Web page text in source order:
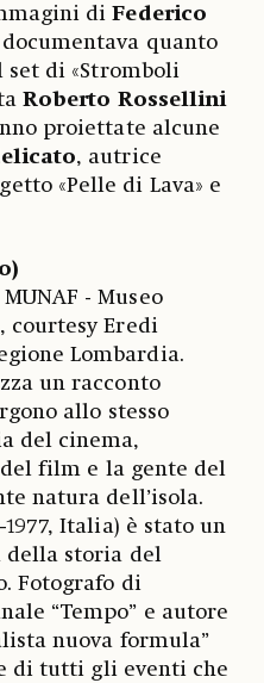
diFederico
quanto
set di «Stromboli
Roberto Rossellini
proiettate alcune
, autrice
«Pelle di Lava» e
- Museo
courtesy Eredi
Lombardia.
un racconto
allo stesso
del cinema,
film e la gente del
natura dell’isola.
Italia) è stato un
della storia del
Fotografo di
“Tempo” e autore
nuova formula”
di tutti gli eventi che